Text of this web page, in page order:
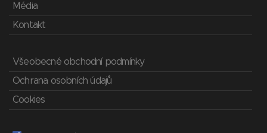
Média
Kontakt
Všeobecné obchodní podmínky
Ochrana osobních údajů
Cookies